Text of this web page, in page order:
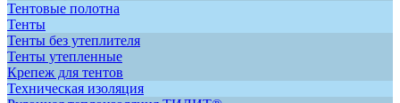
Тентовые полотна
Тенты
Тенты без утеплителя
Тенты утепленные
Крепеж для тентов
Техническая изоляция